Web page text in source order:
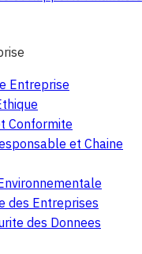
Entreprise
Conformite
et Chaine
des Entreprises
des Donnees